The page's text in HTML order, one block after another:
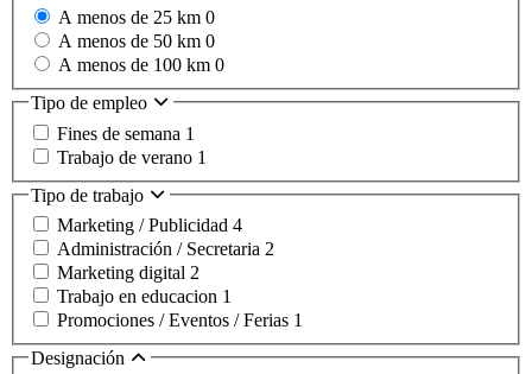
A menos de 25 km 0
A menos de 50 km 0
A menos de 100 km 0
Tipo de empleo
Fines de semana 1
Trabajo de verano 1
Tipo de trabajo
Marketing / Publicidad 4
Administración / Secretaria 2
Marketing digital 2
Trabajo en educacion 1
Promociones / Eventos / Ferias 1
Designación